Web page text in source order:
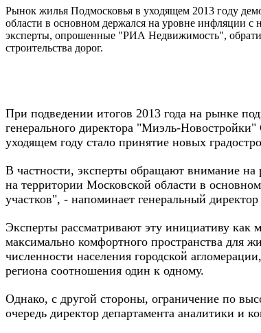
Рынок жилья Подмосковья в уходящем 2013 году
области в основном держался на уровне инфляции
эксперты, опрошенные "РИА Недвижимость",
строительства дорог.
При подведении итогов 2013 года на рынке
генерального директора "Миэль-
уходящем году стало принятие новых
В частности, эксперты обращают внимание на
на территории Московской области в
участков", - напоминает генеральный
Эксперты рассматривают эту инициативу как
максимально комфортного пространства для
численности населения городской
региона соотношения один к одному.
Однако, с другой стороны, ограничение по
очередь директор департамента аналитики и